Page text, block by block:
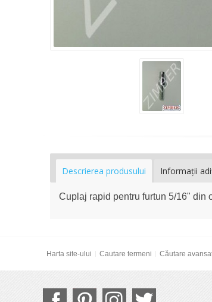
Descrierea produsului Informaţii
Cuplaj rapid pentru furtun 5/16" din
Harta site-ului Cautare termeni Căutare